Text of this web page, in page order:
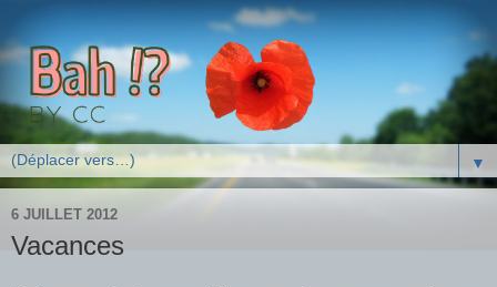
▼
6 JUILLET 2012
Vacances